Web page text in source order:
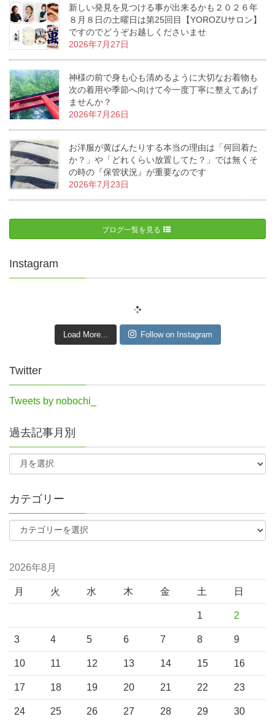
新しい発見を見つける事が出来るかも２０２６年
８月８日の土曜日は第25回目【YOROZUサロン】
ですのでどうぞお越しくださいませ
2026年7月27日
神様の前で身も心も清めるように大切なお着物も
次の着用や季節へ向けて今一度丁寧に整えてあげ
ませんか？
2026年7月26日
お洋服が黄ばんたりする本当の理由は「何回着た
か？」や「どれくらい放置してた？」では無くそ
の時の『保管状況』が重要なのです
2026年7月23日
ブログ一覧を見る
Instagram
Load More... Follow on Instagram
Twitter
Tweets by nobochi_
過去記事月別
カテゴリー
2026年8月
月 火 水 木 金 土 日
1 2
3 4 5 6 7 8 9
10 11 12 13 14 15 16
17 18 19 20 21 22 23
24 25 26 27 28 29 30